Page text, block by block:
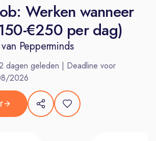
Werken wanneer
€250 per dag)
Pepperminds
dagen geleden | Deadline voor
2026